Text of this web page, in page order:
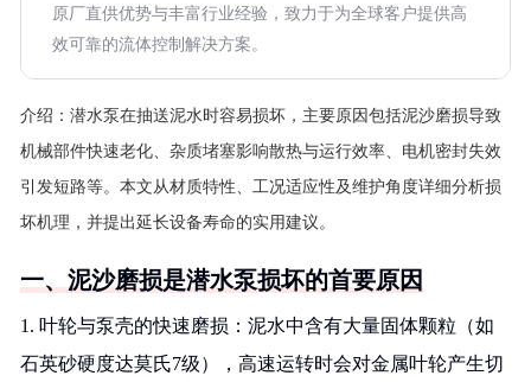
原厂直供优势与丰富行业经验，致力于为全球客户提供高
效可靠的流体控制解决方案。
介绍： 潜水泵在抽送泥水时容易损坏，主要原因包括泥沙磨损导致
机械部件快速老化、杂质堵塞影响散热与运行效率、电机密封失效
引发短路等。本文从材质特性、工况适应性及维护角度详细分析损
坏机理，并提出延长设备寿命的实用建议。
一、泥沙磨损是潜水泵损坏的首要原因
1. 叶轮与泵壳的快速磨损：泥水中含有大量固体颗粒（如
石英砂硬度达莫氏7级），高速运转时会对金属叶轮产生切